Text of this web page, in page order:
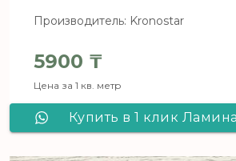
Производитель: Kronostar
5900 ₸
Цена за 1 кв. метр
Купить в 1 клик